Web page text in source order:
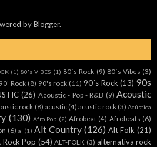
byBlogger.
(1) 80's VIBES (1) 80´s Rock (9) 80´s Vibes (3)
90' Rock (8) 90's rock (11) 90´s Rock (13) 90s
(26) Acoustic - Pop - R&B (9) Acoustic
rock (8) acustic (4) acustic rock (3) Acústica
(130) Afro Pop (2) Afrobeat (4) Afrobeats (6)
(6) al (1) Alt Country (126) Alt Folk (21)
Rock Pop (54) ALT-FOLK (3) alternativa rock